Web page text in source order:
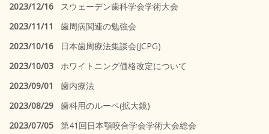
2023/12/16 スウェーデン歯科学会学術大会
2023/11/11
歯周病関連の勉強会
2023/10/16 日本歯周療法集談会(JCPG)
2023/10/03 ホワイトニング価格改定について
2023/09/01
歯内療法
2023/08/29 歯科用のルーペ(拡大鏡)
2023/07/05 第41回日本顎咬合学会学術大会総会